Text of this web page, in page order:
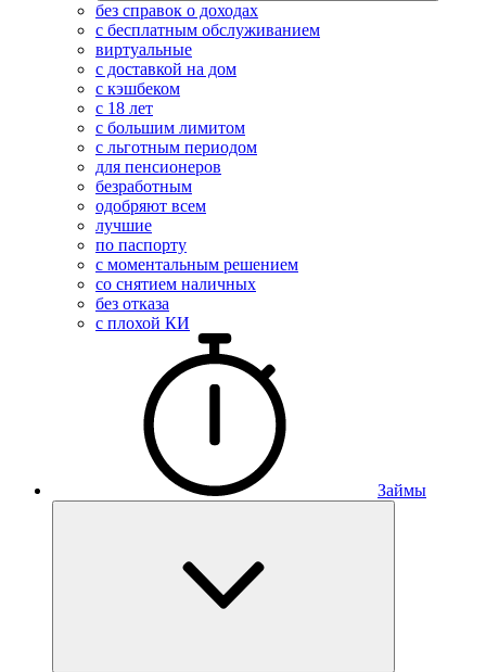
без справок о доходах
с бесплатным обслуживанием
виртуальные
с доставкой на дом
с кэшбеком
с 18 лет
с большим лимитом
с льготным периодом
для пенсионеров
безработным
одобряют всем
лучшие
по паспорту
с моментальным решением
со снятием наличных
без отказа
с плохой КИ
Займы